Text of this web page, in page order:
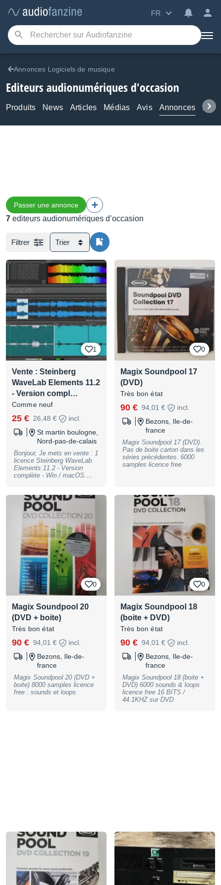
FR
Annonces Logiciels de musique
Editeurs audionumériques d'occasion
Produits News Articles Médias Avis Annonces
Passer une annonce
7 editeurs audionumériques d’occasion
Filtrer Trier
1
Vente : Steinberg
WaveLab Elements 11.2
- Version compl…
Comme neuf
25 € 26,48 €
incl.
St martin boulogne,
Nord-pas-de-calais
Bonjour, Je mets en vente : 1
licence Steinberg WaveLab
Elements 11.2 - Version
complète - Win / macOS.
Download Access Code est
prêt à être utilisé et l'accord
de revente a donc été obtenu
auprès du support de
Steinberg. Plus de dongle
requis (activation de licence
via le système Steinberg
Licensing avec possibilité
d'activer la licence sur un
max de 3 machines
simultanément). Descriptif de
la v13 :
https://www.steinberg.net/fr/w
avelab/elements Tarif
25€. Il est ensuite possible
d'acheter la mise à jour
(v11.2 vers v13 actuelle) au
tarif de 39.99€ chez
Steinberg. Paiement :
Looper. Zéro échange. --
0
Magix Soundpool 17
(DVD)
Très bon état
90 € 94,01 €
incl.
Bezons, Ile-de-
france
Magix Soundpool 17 (DVD).
Pas de boite carton dans les
séries précédentes. 6000
samples licence free
0
Magix Soundpool 20
(DVD + boite)
Très bon état
90 € 94,01 €
incl.
Bezons, Ile-de-
france
Magix Soundpool 20 (DVD +
boite) 8000 samples licence
free : sounds et loops
0
Magix Soundpool 18
(boite + DVD)
Très bon état
90 € 94,01 €
incl.
Bezons, Ile-de-
france
Magix Soundpool 18 (boite +
DVD) 6000 sounds & loops
licence free 16 BITS /
44.1KHZ sur DVD